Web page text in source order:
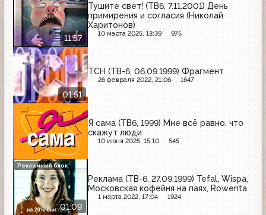
11:57
Тушите свет! (ТВ6, 7.11.2001) День
примирения и согласия (Николай
Харитонов)
10 марта 2025, 13:39 975
01:51
ТСН (ТВ-6, 06.09.1999) Фрагмент
26 февраля 2022, 21:06 1647
Я сама (ТВ6, 1999) Мне всё равно, что
скажут люди
10 июня 2025, 15:10 545
01:09
Реклама (ТВ-6, 27.09.1999) Tefal, Wispa,
Московская кофейня на паях, Rowenta
1 марта 2022, 17:04 1924
Рекламный блок